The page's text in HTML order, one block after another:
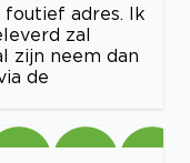
foutief adres. Ik
zal
zijn neem dan
de